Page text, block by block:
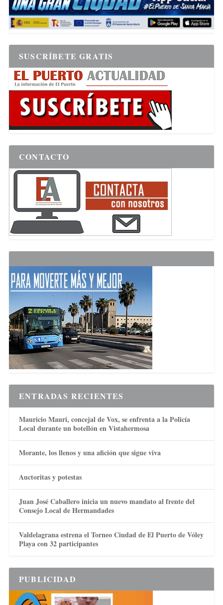
SUSCRÍBETE GRATIS
CONTACTO
ENTRADAS RECIENTES
Mauricio Mauri, concejal de Vox, se enfrenta a la Policía
Local durante un botellón en Vistahermosa
Morante, los llenos y una afición que sigue viva
Auctoritas y potestas
Juan José Caballero inicia un nuevo mandato al frente del
Consejo Local de Hermandades
Valdelagrana estrena el Torneo Ciudad de El Puerto de Vóley
Playa con 32 participantes
PUBLICIDAD